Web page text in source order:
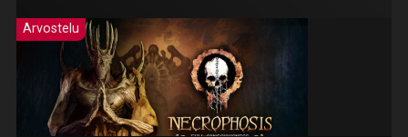
Arvostelu